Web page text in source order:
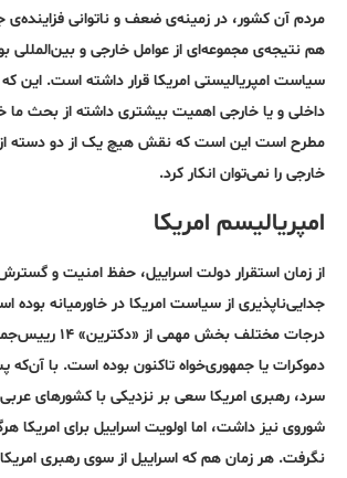
مردم آن کشور، در زمینه‌ی ضعف و ناتوانی
هم نتیجه‌ی مجموعه‌ای از عوامل خارجی و بین‌المللی
سیاست امپریالیستی امریکا قرار داشته است. این
داخلی و یا خارجی اهمیت بیشتری داشته از بحث ما
مطرح است این است که نقش هیچ یک از دو دسته از
خارجی را نمی‌توان انکار کرد.
امپریالیسم امریکا
از زمان استقرار دولت اسراییل، حفظ امنیت و
جدایی‌ناپذیری از سیاست امریکا در خاورمیانه
درجات مختلف بخش
دموکرات یا جمهوری‌خواه تاکنون بوده است. با
سرد، رهبری امریکا سعی بر نزدیکی با کشور‌های
شوروی نیز داشت، اما اولویت اسراییل برای امریکا
نگرفت. هر زمان هم که اسراییل از سوی رهبری